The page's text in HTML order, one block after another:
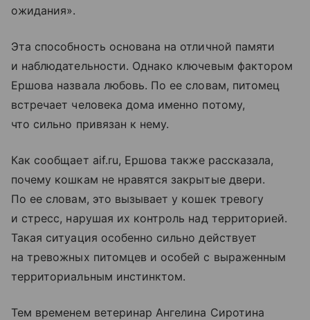
ожидания».
Эта способность основана на отличной памяти
и наблюдательности. Однако ключевым фактором
Ершова назвала любовь. По ее словам, питомец
встречает человека дома именно потому,
что сильно привязан к нему.
Как сообщает aif.ru, Ершова также рассказала,
почему кошкам не нравятся закрытые двери.
По ее словам, это вызывает у кошек тревогу
и стресс, нарушая их контроль над территорией.
Такая ситуация особенно сильно действует
на тревожных питомцев и особей с выраженным
территориальным инстинктом.
Тем временем ветеринар Ангелина Сиротина